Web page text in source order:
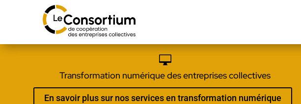

Transformation numérique des entreprises collectives
En savoir plus sur nos services en transformation numérique